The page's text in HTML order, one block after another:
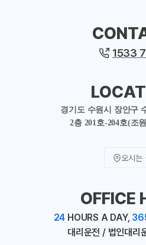
1533
경기도 수원시 장안구
2층 201호-204호(조
오시는
OFFICE
24 HOURS A DAY,
대리운전 / 법인대리